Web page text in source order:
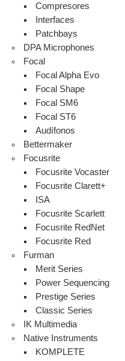
Compresores
Interfaces
Patchbays
DPA Microphones
Focal
Focal Alpha Evo
Focal Shape
Focal SM6
Focal ST6
Audífonos
Bettermaker
Focusrite
Focusrite Vocaster
Focusrite Clarett+
ISA
Focusrite Scarlett
Focusrite RedNet
Focusrite Red
Furman
Merit Series
Power Sequencing
Prestige Series
Classic Series
IK Multimedia
Native Instruments
KOMPLETE